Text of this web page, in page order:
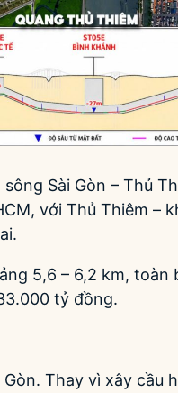
Sài Gòn – Thủ
với Thủ Thiêm –
5,6 – 6,2 km, toàn
tỷ đồng.
Thay vì xây cầu
400tr/m2